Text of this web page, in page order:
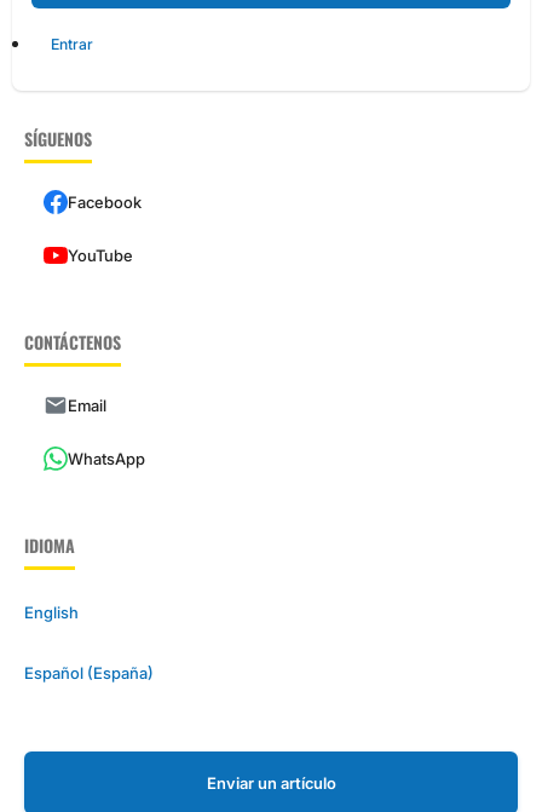
Entrar
SÍGUENOS
Facebook
YouTube
CONTÁCTENOS
Email
WhatsApp
IDIOMA
English
Español (España)
Enviar un artículo